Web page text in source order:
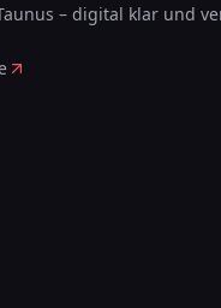
– digital klar und